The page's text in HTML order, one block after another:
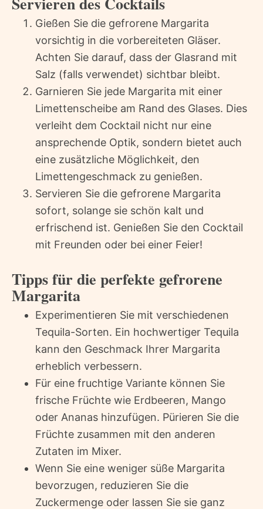
Gießen Sie die gefrorene Margarita
vorsichtig in die vorbereiteten Gläser.
Achten Sie darauf, dass der Glasrand mit
Salz (falls verwendet) sichtbar bleibt.
Garnieren Sie jede Margarita mit einer
Limettenscheibe am Rand des Glases. Dies
verleiht dem Cocktail nicht nur eine
ansprechende Optik, sondern bietet auch
eine zusätzliche Möglichkeit, den
Limettengeschmack zu genießen.
Servieren Sie die gefrorene Margarita
sofort, solange sie schön kalt und
erfrischend ist. Genießen Sie den Cocktail
mit Freunden oder bei einer Feier!
Tipps für die perfekte gefrorene
Margarita
Experimentieren Sie mit verschiedenen
Tequila-Sorten. Ein hochwertiger Tequila
kann den Geschmack Ihrer Margarita
erheblich verbessern.
Für eine fruchtige Variante können Sie
frische Früchte wie Erdbeeren, Mango
oder Ananas hinzufügen. Pürieren Sie die
Früchte zusammen mit den anderen
Zutaten im Mixer.
Wenn Sie eine weniger süße Margarita
bevorzugen, reduzieren Sie die
Zuckermenge oder lassen Sie sie ganz